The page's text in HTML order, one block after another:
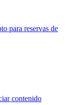
para reservas de
contenido